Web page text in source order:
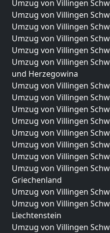
Umzug von Villingen
Umzug von Villingen
Umzug von Villingen
Umzug von Villingen
Umzug von Villingen
Umzug von Villingen
und Herzegowina
Umzug von Villingen
Umzug von Villingen
Umzug von Villingen
Umzug von Villingen
Umzug von Villingen
Umzug von Villingen
Umzug von Villingen
Umzug von Villingen
Griechenland
Umzug von Villingen
Umzug von Villingen
Liechtenstein
Umzug von Villingen